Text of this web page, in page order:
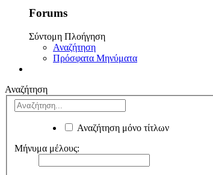
Forums
Σύντομη Πλοήγηση
Αναζήτηση
Πρόσφατα Μηνύματα
Αναζήτηση
Αναζήτηση μόνο τίτλων
Μήνυμα μέλους: